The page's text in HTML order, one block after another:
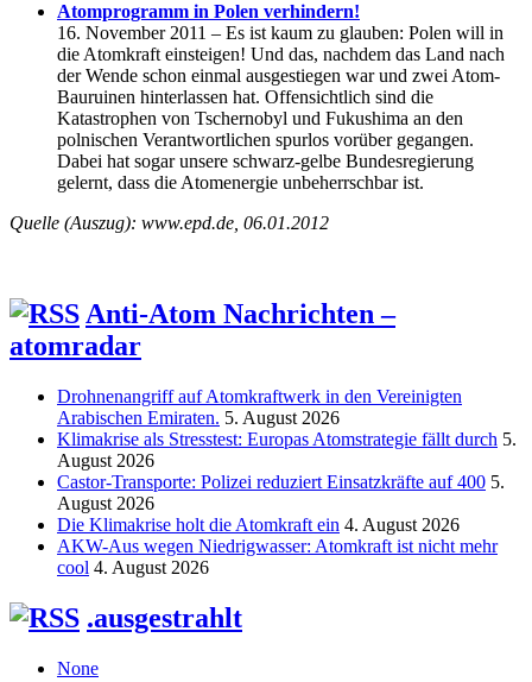
Atomprogramm in Polen verhindern!
16. November 2011 – Es ist kaum zu glauben: Polen will in
die Atomkraft einsteigen! Und das, nachdem das Land nach
der Wende schon einmal ausgestiegen war und zwei Atom-
Bauruinen hinterlassen hat. Offensichtlich sind die
Katastrophen von Tschernobyl und Fukushima an den
polnischen Verantwortlichen spurlos vorüber gegangen.
Dabei hat sogar unsere schwarz-gelbe Bundesregierung
gelernt, dass die Atomenergie unbeherrschbar ist.
Quelle (Auszug): www.epd.de, 06.01.2012
Anti-Atom Nachrichten –
atomradar
Drohnenangriff auf Atomkraftwerk in den Vereinigten
Arabischen Emiraten. 5. August 2026
Klimakrise als Stresstest: Europas Atomstrategie fällt durch 5.
August 2026
Castor-Transporte: Polizei reduziert Einsatzkräfte auf 400 5.
August 2026
Die Klimakrise holt die Atomkraft ein 4. August 2026
AKW-Aus wegen Niedrigwasser: Atomkraft ist nicht mehr
cool 4. August 2026
.ausgestrahlt
None